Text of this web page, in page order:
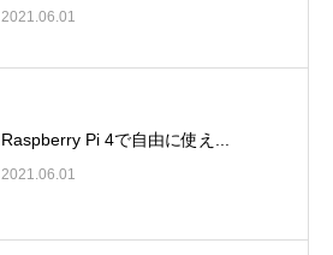
2021.06.01
Raspberry Pi 4で自由に使え...
2021.06.01